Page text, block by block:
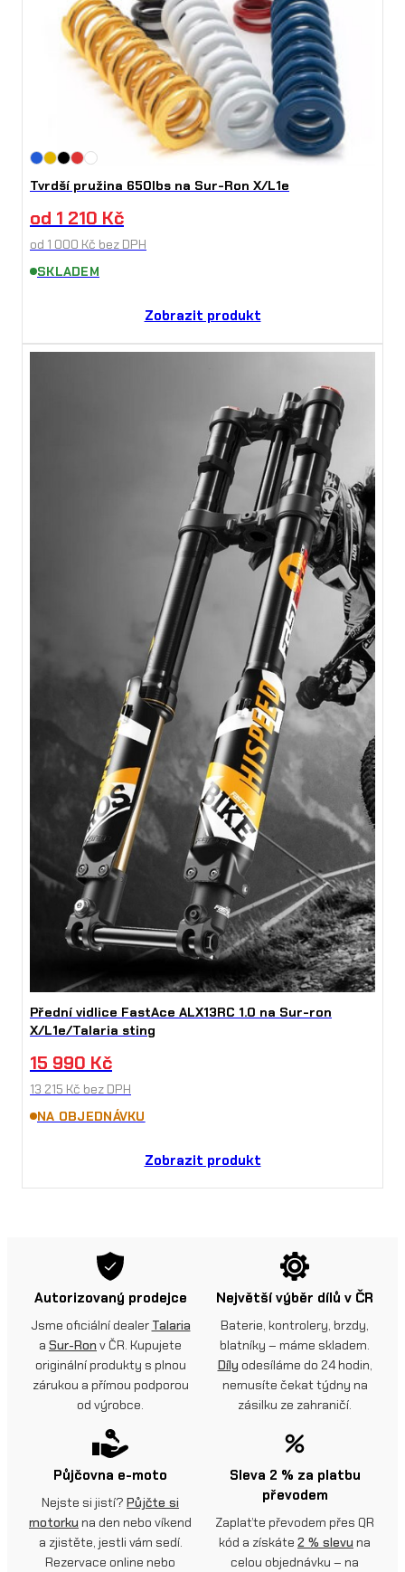
Tvrdší pružina 650lbs na Sur-Ron X/L1e
od 1 210 Kč
od 1 000 Kč bez DPH
SKLADEM
Zobrazit produkt
Přední vidlice FastAce ALX13RC 1.0 na Sur-ron
X/L1e/Talaria sting
15 990 Kč
13 215 Kč bez DPH
NA OBJEDNÁVKU
Zobrazit produkt
Autorizovaný prodejce
Jsme oficiální dealer Talaria
a Sur-Ron v ČR. Kupujete
originální produkty s plnou
zárukou a přímou podporou
od výrobce.
Největší výběr dílů v ČR
Baterie, kontrolery, brzdy,
blatníky – máme skladem.
Díly odesíláme do 24 hodin,
nemusíte čekat týdny na
zásilku ze zahraničí.
Půjčovna e-moto
Nejste si jistí? Půjčte si
motorku na den nebo víkend
a zjistěte, jestli vám sedí.
Rezervace online nebo
Sleva 2 % za platbu
převodem
Zaplaťte převodem přes QR
kód a získáte 2 % slevu na
celou objednávku – na